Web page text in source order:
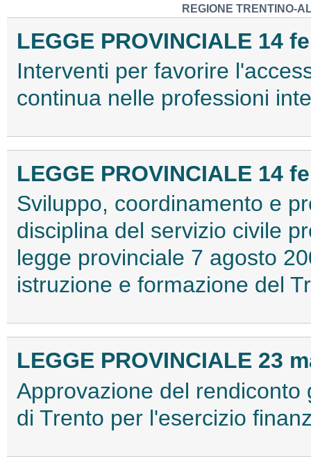
REGIONE TRENTINO-
LEGGE PROVINCIALE 14
Interventi per favorire
continua nelle professioni
LEGGE PROVINCIALE 14
Sviluppo, coordinamento e
disciplina del servizio civile
legge provinciale 7 agosto
istruzione e formazione del
LEGGE PROVINCIALE 23
Approvazione del
di Trento per l'esercizio